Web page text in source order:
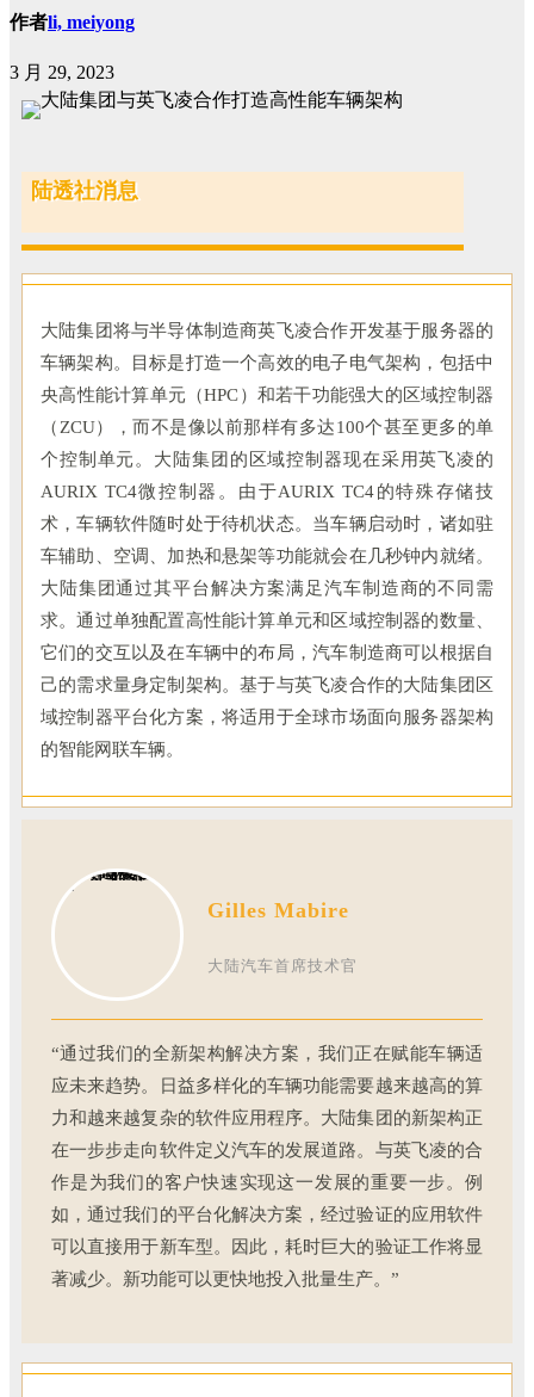
作者li, meiyong
3 月 29, 2023
陆透社消息
大陆集团将与半导体制造商英飞凌合作开发基于服务器的
车辆架构。目标是打造一个高效的电子电气架构，包括中
央高性能计算单元（HPC）和若干功能强大的区域控制器
（ZCU），而不是像以前那样有多达100个甚至更多的单
个控制单元。大陆集团的区域控制器现在采用英飞凌的
AURIX TC4微控制器。由于AURIX TC4的特殊存储技
术，车辆软件随时处于待机状态。当车辆启动时，诸如驻
车辅助、空调、加热和悬架等功能就会在几秒钟内就绪。
大陆集团通过其平台解决方案满足汽车制造商的不同需
求。通过单独配置高性能计算单元和区域控制器的数量、
它们的交互以及在车辆中的布局，汽车制造商可以根据自
己的需求量身定制架构。基于与英飞凌合作的大陆集团区
域控制器平台化方案，将适用于全球市场面向服务器架构
的智能网联车辆。
Gilles Mabire
大陆汽车首席技术官
“通过我们的全新架构解决方案，我们正在赋能车辆适
应未来趋势。日益多样化的车辆功能需要越来越高的算
力和越来越复杂的软件应用程序。大陆集团的新架构正
在一步步走向软件定义汽车的发展道路。与英飞凌的合
作是为我们的客户快速实现这一发展的重要一步。例
如，通过我们的平台化解决方案，经过验证的应用软件
可以直接用于新车型。因此，耗时巨大的验证工作将显
著减少。新功能可以更快地投入批量生产。”